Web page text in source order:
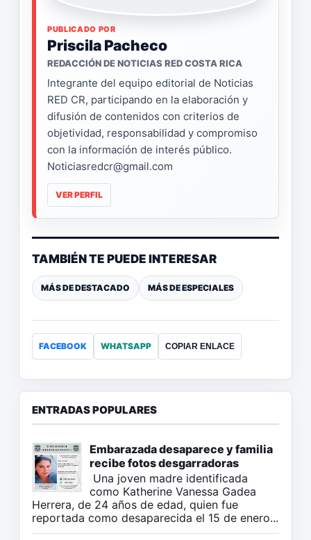
PUBLICADO POR
Priscila Pacheco
REDACCIÓN DE NOTICIAS RED COSTA RICA
Integrante del equipo editorial de Noticias
RED CR, participando en la elaboración y
difusión de contenidos con criterios de
objetividad, responsabilidad y compromiso
con la información de interés público.
Noticiasredcr@gmail.com
VER PERFIL
TAMBIÉN TE PUEDE INTERESAR
MÁS DE DESTACADO MÁS DE ESPECIALES
FACEBOOK WHATSAPP COPIAR ENLACE
ENTRADAS POPULARES
Embarazada desaparece y familia
recibe fotos desgarradoras
Una joven madre identificada
como Katherine Vanessa Gadea
Herrera, de 24 años de edad, quien fue
reportada como desaparecida el 15 de enero...